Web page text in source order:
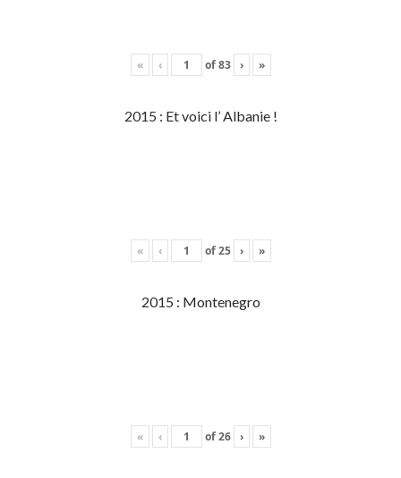
« ‹ of83 › »
2015 : Et voici l’ Albanie !
« ‹ of25 › »
2015 : Montenegro
« ‹ of26 › »